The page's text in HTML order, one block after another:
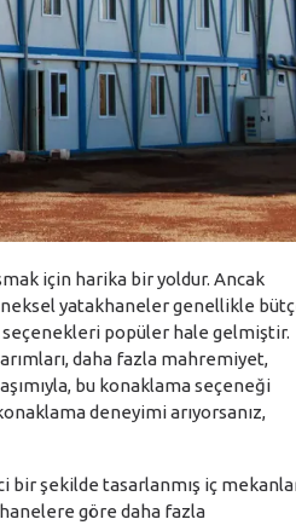
için harika bir yoldur. Ancak
yatakhaneler genellikle
seçenekleri popüler hale gelmiştir.
daha fazla mahremiyet,
bu konaklama seçeneği
deneyimi arıyorsanız,
bir şekilde tasarlanmış iç
göre daha fazla